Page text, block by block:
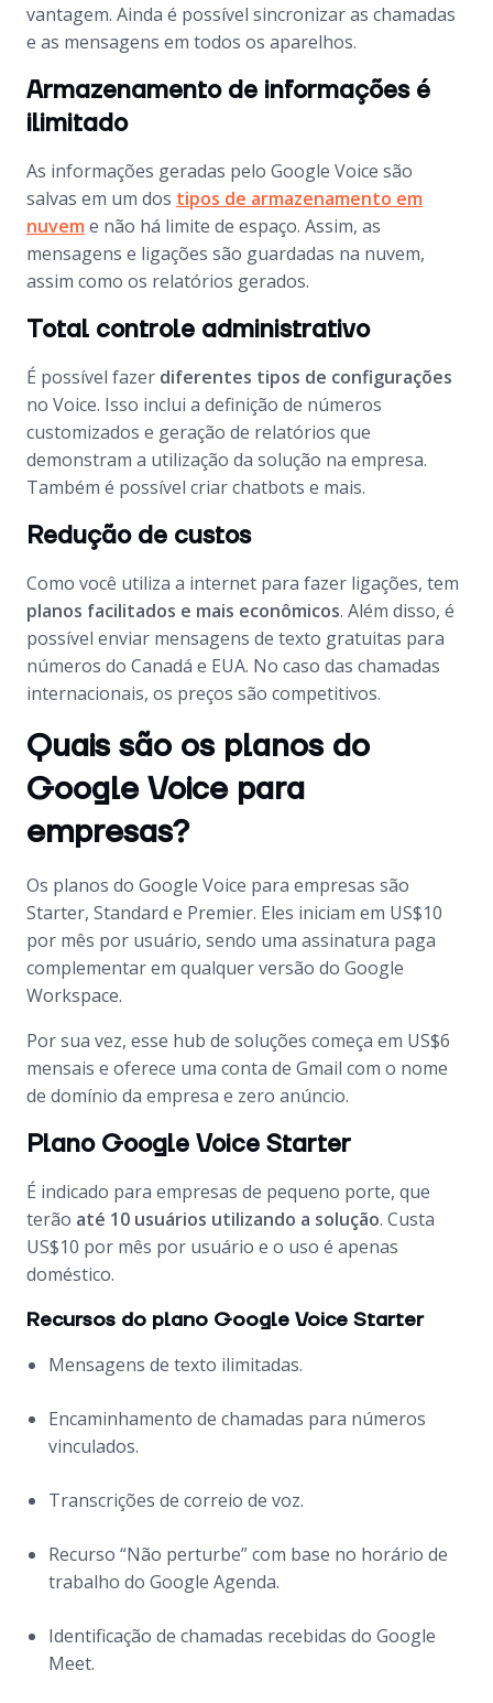
vantagem. Ainda é possível sincronizar as chamadas
e as mensagens em todos os aparelhos.
Armazenamento de informações é
ilimitado
As informações geradas pelo Google Voice são
salvas em um dos tipos de armazenamento em
nuvem e não há limite de espaço. Assim, as
mensagens e ligações são guardadas na nuvem,
assim como os relatórios gerados.
Total controle administrativo
É possível fazer diferentes tipos de configurações
no Voice. Isso inclui a definição de números
customizados e geração de relatórios que
demonstram a utilização da solução na empresa.
Também é possível criar chatbots e mais.
Redução de custos
Como você utiliza a internet para fazer ligações, tem
planos facilitados e mais econômicos. Além disso, é
possível enviar mensagens de texto gratuitas para
números do Canadá e EUA. No caso das chamadas
internacionais, os preços são competitivos.
Quais são os planos do
Google Voice para
empresas?
Os planos do Google Voice para empresas são
Starter, Standard e Premier. Eles iniciam em US$10
por mês por usuário, sendo uma assinatura paga
complementar em qualquer versão do Google
Workspace.
Por sua vez, esse hub de soluções começa em US$6
mensais e oferece uma conta de Gmail com o nome
de domínio da empresa e zero anúncio.
Plano Google Voice Starter
É indicado para empresas de pequeno porte, que
terão até 10 usuários utilizando a solução. Custa
US$10 por mês por usuário e o uso é apenas
doméstico.
Recursos do plano Google Voice Starter
Mensagens de texto ilimitadas.
Encaminhamento de chamadas para números
vinculados.
Transcrições de correio de voz.
Recurso “Não perturbe” com base no horário de
trabalho do Google Agenda.
Identificação de chamadas recebidas do Google
Meet.